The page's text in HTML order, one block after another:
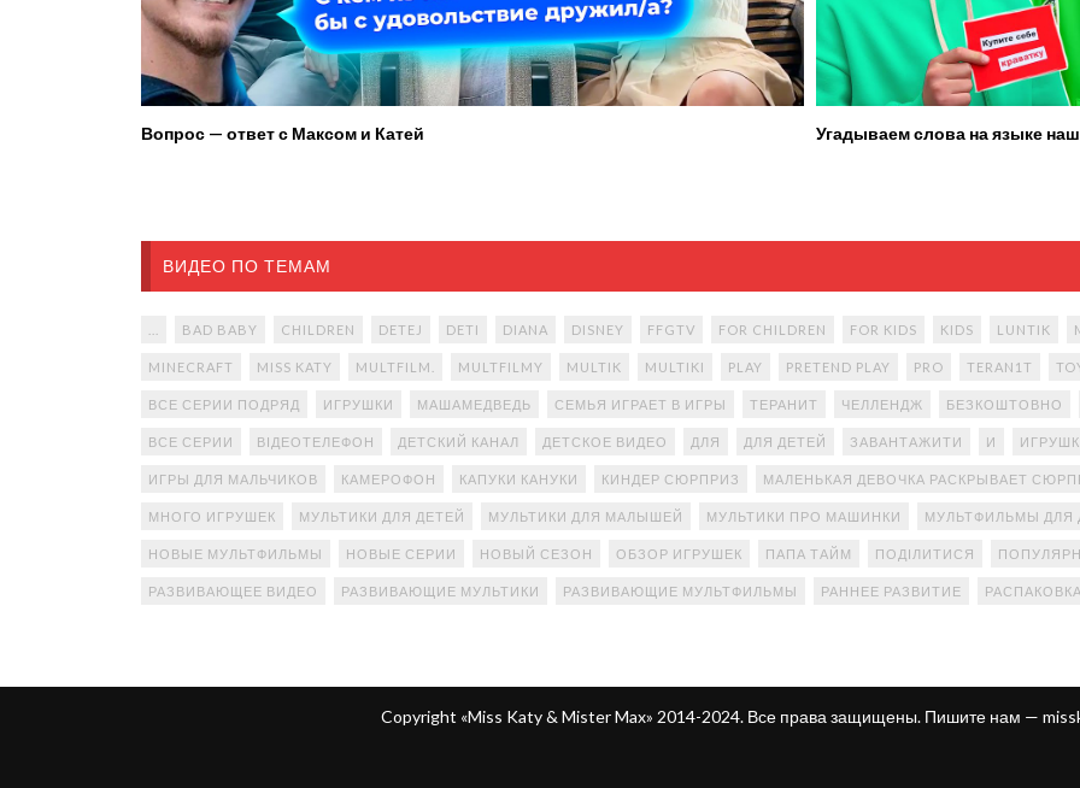
Вопрос — ответ с Максом и Катей Угадываем слова на языке
ВИДЕО ПО ТЕМАМ
BAD BABY CHILDREN DETEJ DETI DIANA DISNEY FFGTV FOR CHILDREN FOR KIDS KIDS LUNTIK
MINECRAFT MISS KATY MULTFILM. MULTFILMY MULTIK MULTIKI PLAY PRETEND PLAY PRO TERAN1T
ВСЕ СЕРИИ ПОДРЯД ИГРУШКИ МАШАМЕДВЕДЬ СЕМЬЯ ИГРАЕТ В ИГРЫ ТЕРАНИТ ЧЕЛЛЕНДЖ БЕЗКОШТОВНО
ВСЕ СЕРИИ ВІДЕОТЕЛЕФОН ДЕТСКИЙ КАНАЛ ДЕТСКОЕ ВИДЕО ДЛЯ ДЛЯ ДЕТЕЙ ЗАВАНТАЖИТИ И
ИГРЫ ДЛЯ МАЛЬЧИКОВ КАМЕРОФОН КАПУКИ КАНУКИ КИНДЕР СЮРПРИЗ МАЛЕНЬКАЯ ДЕВОЧКА РАСКРЫВАЕТ
МНОГО ИГРУШЕК МУЛЬТИКИ ДЛЯ ДЕТЕЙ МУЛЬТИКИ ДЛЯ МАЛЫШЕЙ МУЛЬТИКИ ПРО МАШИНКИ МУЛЬТФИЛЬМЫ ДЛЯ
НОВЫЕ МУЛЬТФИЛЬМЫ НОВЫЕ СЕРИИ НОВЫЙ СЕЗОН ОБЗОР ИГРУШЕК ПАПА ТАЙМ ПОДІЛИТИСЯ
РАЗВИВАЮЩЕЕ ВИДЕО РАЗВИВАЮЩИЕ МУЛЬТИКИ РАЗВИВАЮЩИЕ МУЛЬТФИЛЬМЫ РАННЕЕ РАЗВИТИЕ
Copyright «Miss Katy & Mister Max» 2014-2024. Все права защищены. Пишите нам —